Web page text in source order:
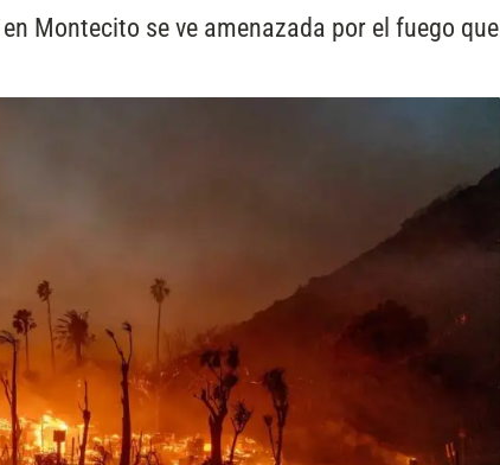
Montecito se ve amenazada por el fuego que